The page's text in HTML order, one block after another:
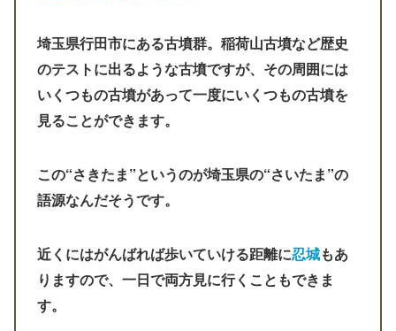
埼玉県行田市にある古墳群。稲荷山古墳など歴史
のテストに出るような古墳ですが、その周囲には
いくつもの古墳があって一度にいくつもの古墳を
見ることができます。
この“さきたま”というのが埼玉県の“さいたま”の
語源なんだそうです。
近くにはがんばれば歩いていける距離に忍城もあ
りますので、一日で両方見に行くこともできま
す。